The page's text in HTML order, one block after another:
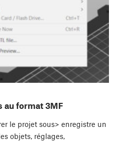
au format 3MF
le projet sous> enregistre un
objets, réglages,